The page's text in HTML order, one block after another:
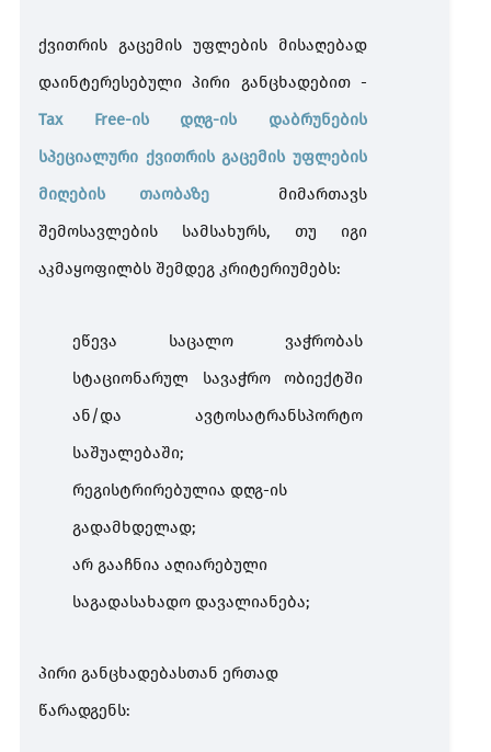
ქვითრის გაცემის უფლების
მისაღებად
დაინტერესებული პირი განცხადებით -
Tax Free-ის დღგ-ის
დაბრუნების
სპეციალური ქვითრის გაცემის უფლების
მიღების
თაობაზე
მიმართავს
შემოსავლების
სამსახურს, თუ
იგი
აკმაყოფილბს შემდეგ კრიტერიუმებს:
ეწევა საცალო ვაჭრობას
სტაციონარულ სავაჭრო ობიექტში
ან/და ავტოსატრანსპორტო
საშუალებაში;
რეგისტრირებულია დღგ-ის
გადამხდელად;
არ გააჩნია აღიარებული
საგადასახადო დავალიანება;
პირი განცხადებასთან ერთად
წარადგენს: